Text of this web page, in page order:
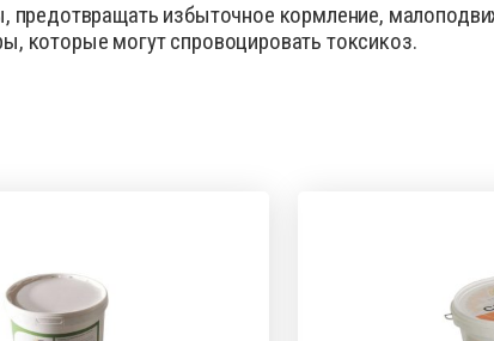
избыточное кормление,
которые могут спровоцировать токсикоз.